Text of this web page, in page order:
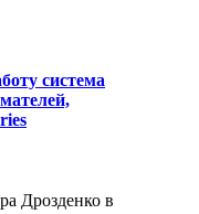
система
Дрозденко в